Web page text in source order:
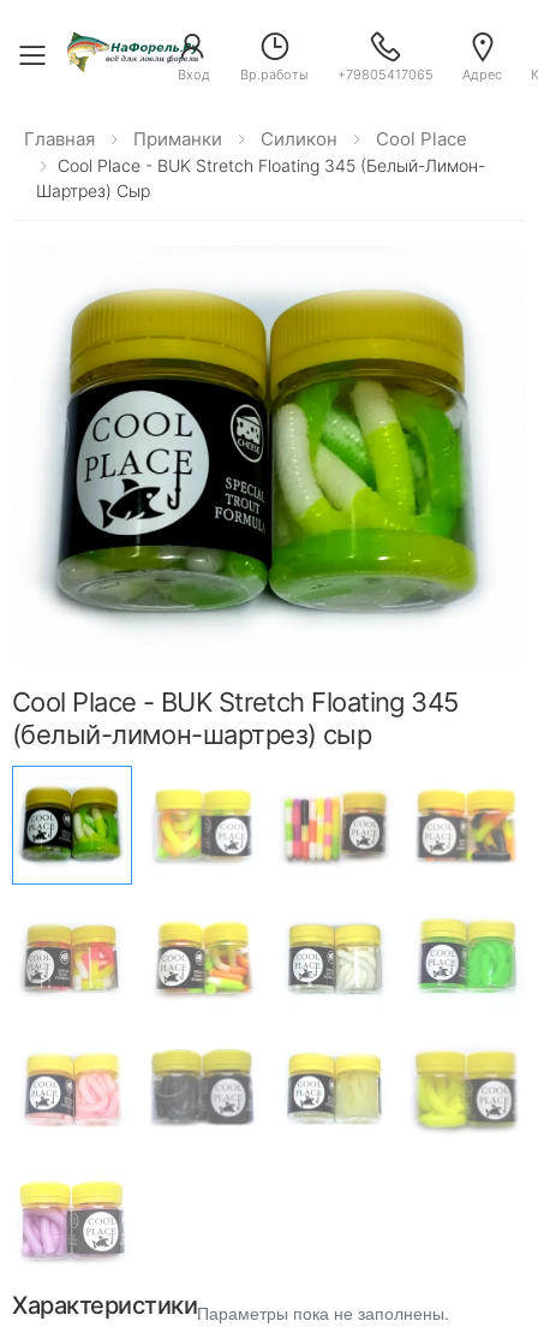
Toggle menu
Вход Вр.работы +79805417065 Адрес
Главная Приманки Силикон Cool Place
Cool Place - BUK Stretch Floating 345 (белый-Лимон-
Шартрез) Сыр
Cool Place - BUK Stretch Floating 345
(белый-лимон-шартрез) сыр
ХарактеристикиПараметры пока не заполнены.